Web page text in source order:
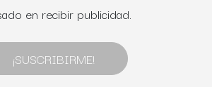
en recibir publicidad.
¡SUSCRIBIRME!